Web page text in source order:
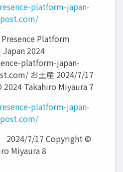
platform-japan-
Platform
2024
platform-japan-
お土産 2024/7/17
Takahiro Miyaura 7
platform-japan-
2024/7/17 Copyright ©
Miyaura 8